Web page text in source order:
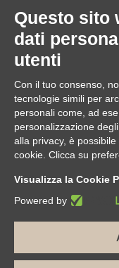
Download
Application Manager
Brochure
ASSISTENZA REMOTA
da utilizzare solo su
|
Borgomanero (NO) |
Questo sito
dati
utenti
Con il tuo consenso,
tecnologie simili per
personali come, ad
personalizzazione
alla privacy, è
cookie. Clicca su
Visualizza la Cookie
Powered by